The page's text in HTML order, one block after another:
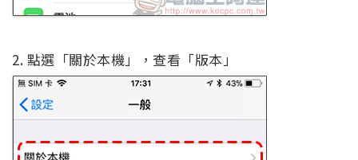
2. 點選「關於本機」，查看「版本」